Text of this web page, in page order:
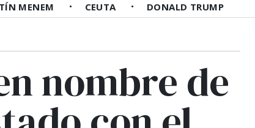
MENEM CEUTA DONALD TRUMP
nombre de